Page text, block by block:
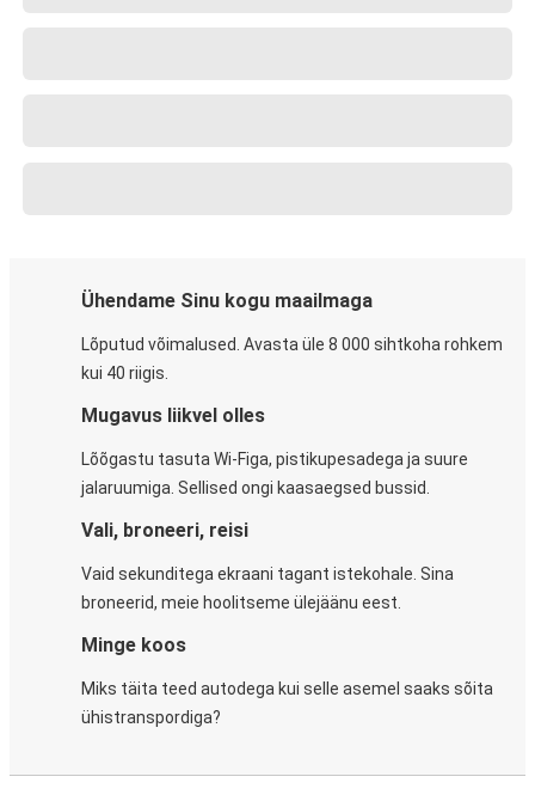
Ühendame Sinu kogu maailmaga
Lõputud võimalused. Avasta üle 8 000 sihtkoha rohkem
kui 40 riigis.
Mugavus liikvel olles
Lõõgastu tasuta Wi-Figa, pistikupesadega ja suure
jalaruumiga. Sellised ongi kaasaegsed bussid.
Vali, broneeri, reisi
Vaid sekunditega ekraani tagant istekohale. Sina
broneerid, meie hoolitseme ülejäänu eest.
Minge koos
Miks täita teed autodega kui selle asemel saaks sõita
ühistranspordiga?